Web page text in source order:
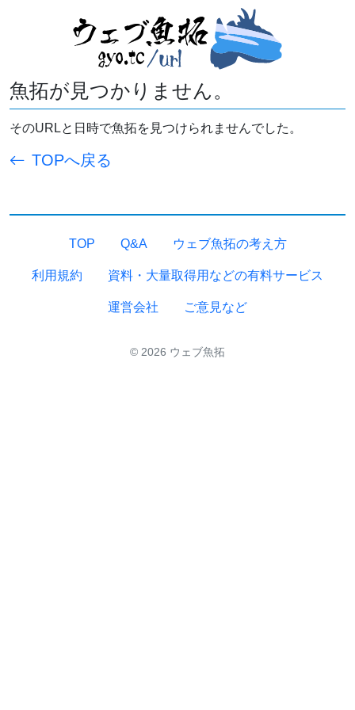
魚拓が見つかりません。
そのURLと日時で魚拓を見つけられませんでした。
TOPへ戻る
TOP Q&A ウェブ魚拓の考え方
利用規約 資料・大量取得用などの有料サービス
運営会社 ご意見など
© 2026 ウェブ魚拓